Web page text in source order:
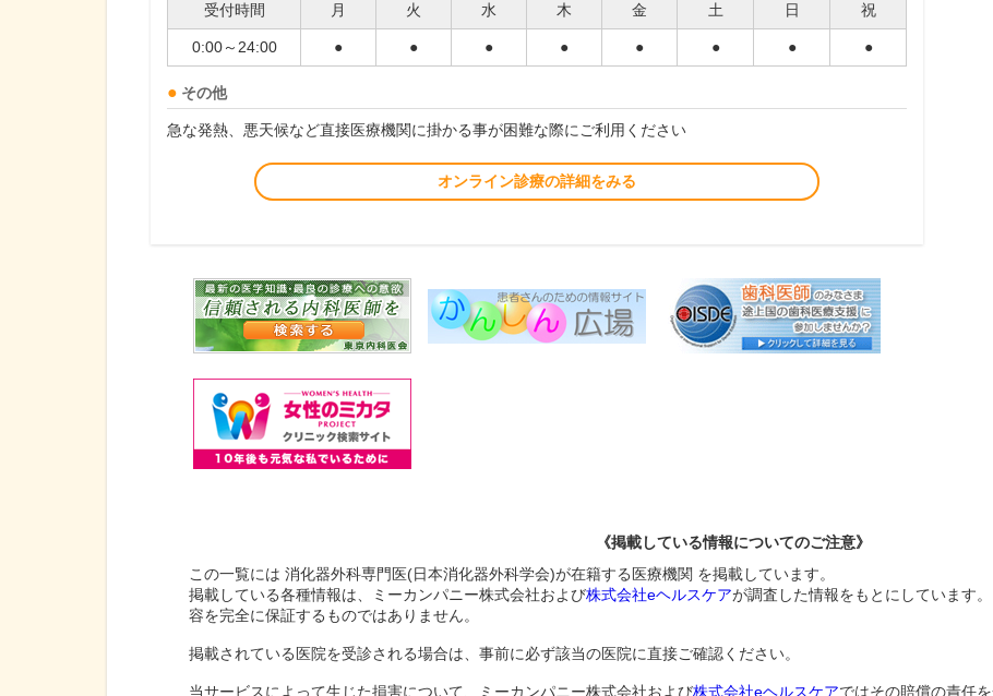
受付時間 月 火 水 木 金 土 日 祝
0:00～24:00 ● ● ● ● ● ● ● ●
その他
急な発熱、悪天候など直接医療機関に掛かる事が困難な際にご利用ください
オンライン診療の詳細をみる
《掲載している情報についてのご注意》
この一覧には 消化器外科専門医(日本消化器外科学会)が在籍する医療機関 を掲載しています。
掲載している各種情報は、ミーカンパニー株式会社および株式会社eヘルスケアが調査した情報をもとにしています
容を完全に保証するものではありません。
掲載されている医院を受診される場合は、事前に必ず該当の医院に直接ご確認ください。
当サービスによって生じた損害について、ミーカンパニー株式会社および株式会社eヘルスケアではその賠償の責任